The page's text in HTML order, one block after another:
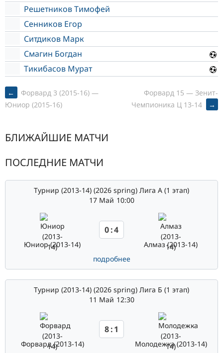
Решетников Тимофей
Сенников Егор
Ситдиков Марк
Смагин Богдан
Тикибасов Мурат
POST
NAVIGATION
←
Форвард 3 (2015-16) —
Юниор (2015-16)
Форвард 15 — Зенит-
Чемпионика Ц 13-14
→
БЛИЖАЙШИЕ МАТЧИ
ПОСЛЕДНИЕ МАТЧИ
Турнир (2013-14) (2026 spring) Лига А (1 этап)
17 Май 10:00
Юниор (2013-14)
0:4
Алмаз (2013-14)
подробнее
Турнир (2013-14) (2026 spring) Лига Б (1 этап)
11 Май 12:30
Форвард (2013-14)
8:1
Молодежка (2013-14)